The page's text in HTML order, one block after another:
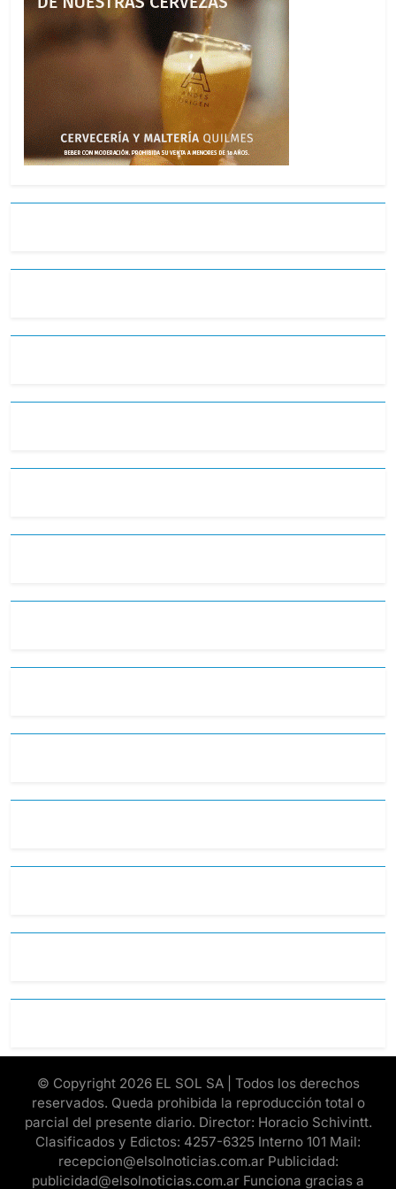
© Copyright 2026 EL SOL SA | Todos los derechos
reservados. Queda prohibida la reproducción total o
parcial del presente diario. Director: Horacio Schivintt.
Clasificados y Edictos: 4257-6325 Interno 101 Mail:
recepcion@elsolnoticias.com.ar Publicidad:
publicidad@elsolnoticias.com.ar Funciona gracias a